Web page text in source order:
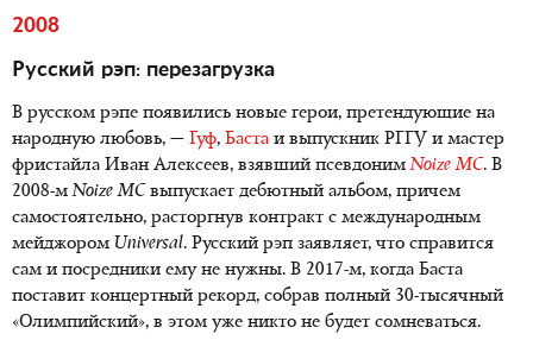
2008
Русский рэп: перезагрузка
В русском рэпе появились новые герои, претендующие на
народную любовь, — Гуф, Баста и выпускник РГГУ и мастер
фристайла Иван Алексеев, взявший псевдонимNoize MC. В
2008-мNoize MC выпускает дебютный альбом, причем
самостоятельно, расторгнув контракт с международным
мейджором Universal. Русский рэп заявляет, что справится
сам и посредники ему не нужны. В 2017-м, когда Баста
поставит концертный рекорд, собрав полный 30-тысячный
«Олимпийский», в этом уже никто не будет сомневаться.